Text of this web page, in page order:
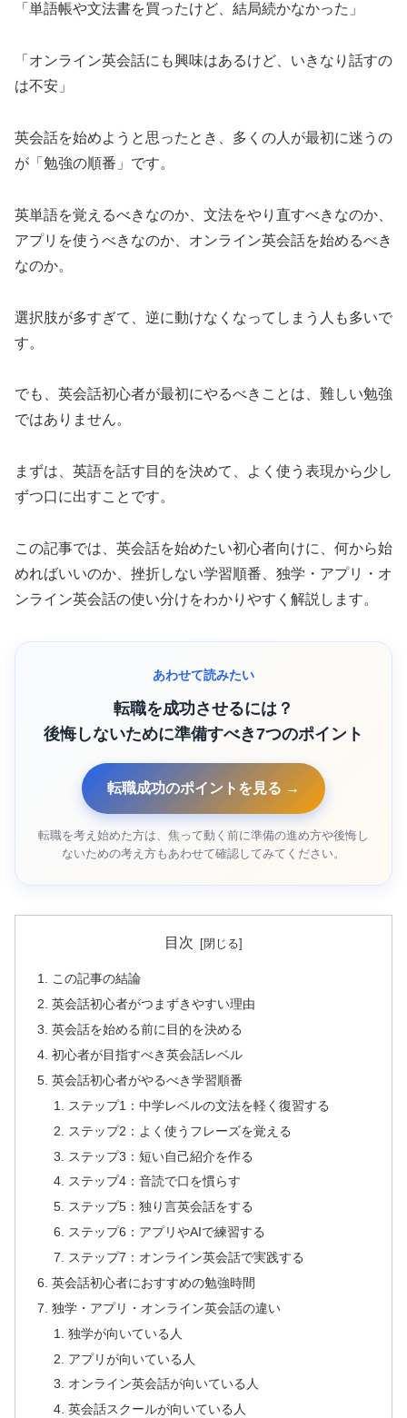
「単語帳や文法書を買ったけど、結局続かなかった」
「オンライン英会話にも興味はあるけど、いきなり話すの
は不安」
英会話を始めようと思ったとき、多くの人が最初に迷うの
が「勉強の順番」です。
英単語を覚えるべきなのか、文法をやり直すべきなのか、
アプリを使うべきなのか、オンライン英会話を始めるべき
なのか。
選択肢が多すぎて、逆に動けなくなってしまう人も多いで
す。
でも、英会話初心者が最初にやるべきことは、難しい勉強
ではありません。
まずは、英語を話す目的を決めて、よく使う表現から少し
ずつ口に出すことです。
この記事では、英会話を始めたい初心者向けに、何から始
めればいいのか、挫折しない学習順番、独学・アプリ・オ
ンライン英会話の使い分けをわかりやすく解説します。
あわせて読みたい
転職を成功させるには？
後悔しないために準備すべき7つのポイント
転職成功のポイントを見る →
転職を考え始めた方は、焦って動く前に準備の進め方や後悔し
ないための考え方もあわせて確認してみてください。
目次
この記事の結論
英会話初心者がつまずきやすい理由
英会話を始める前に目的を決める
初心者が目指すべき英会話レベル
英会話初心者がやるべき学習順番
ステップ1：中学レベルの文法を軽く復習する
ステップ2：よく使うフレーズを覚える
ステップ3：短い自己紹介を作る
ステップ4：音読で口を慣らす
ステップ5：独り言英会話をする
ステップ6：アプリやAIで練習する
ステップ7：オンライン英会話で実践する
英会話初心者におすすめの勉強時間
独学・アプリ・オンライン英会話の違い
独学が向いている人
アプリが向いている人
オンライン英会話が向いている人
英会話スクールが向いている人